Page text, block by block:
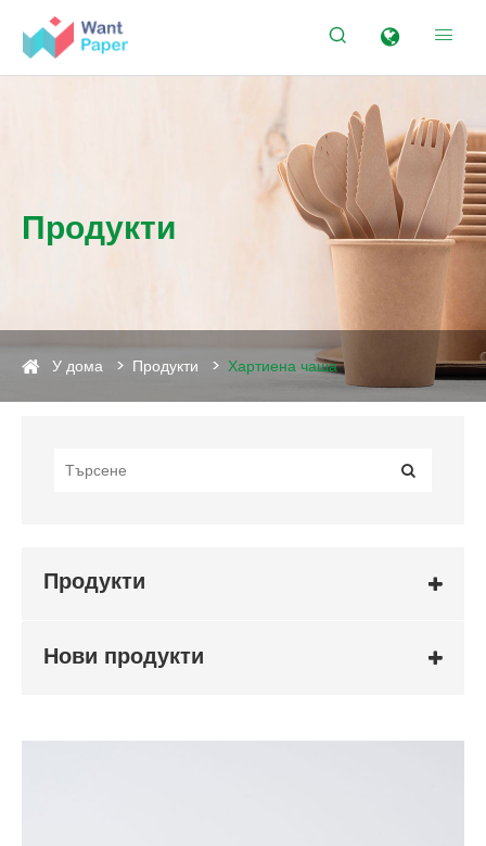
 
Продукти
У дома Продукти Хартиена чаша
Продукти
Нови продукти